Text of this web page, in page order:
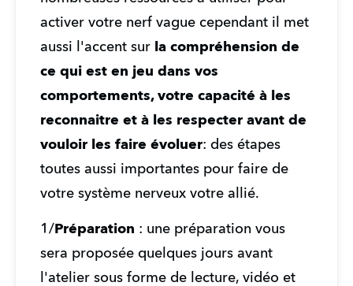
activer votre nerf vague cependant il met
aussi l'accent sur la compréhension de
ce qui est en jeu dans vos
comportements, votre capacité à les
reconnaitre et à les respecter avant de
vouloir les faire évoluer: des étapes
toutes aussi importantes pour faire de
votre système nerveux votre allié.
1/Préparation : une préparation vous
sera proposée quelques jours avant
l'atelier sous forme de lecture, vidéo et